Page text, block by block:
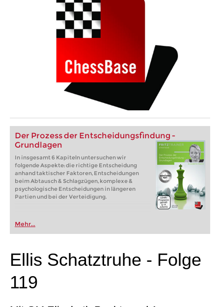
Der Prozess der Entscheidungsfindung -
Grundlagen
In insgesamt 6 Kapiteln untersuchen wir
folgende Aspekte: die richtige Entscheidung
anhand taktischer Faktoren, Entscheidungen
beim Abtausch & Schlagzügen, komplexe &
psychologische Entscheidungen in längeren
Partien und bei der Verteidigung.
Mehr...
Ellis Schatztruhe - Folge
119